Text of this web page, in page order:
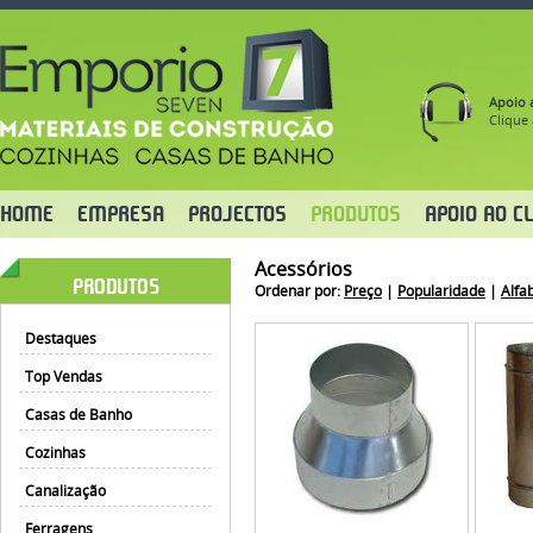
Apoio
Clique
HOME EMPRESA PROJECTOS PRODUTOS APOIO AO
PRODUTOS
Destaques
Top Vendas
Casas de Banho
Cozinhas
Canalização
Ferragens
Acessórios
Ordenar por: Preço | Popularidade |